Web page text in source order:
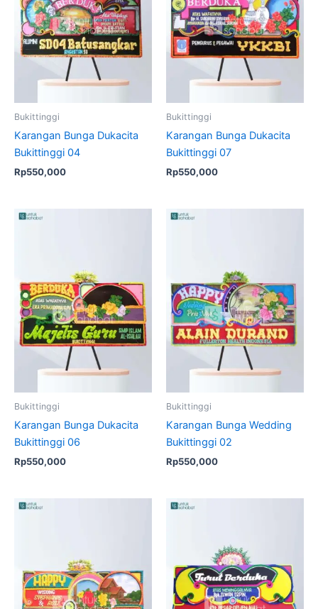
Bukittinggi
Karangan Bunga Dukacita
Bukittinggi 04
Rp550,000
Bukittinggi
Karangan Bunga Dukacita
Bukittinggi 07
Rp550,000
Bukittinggi
Karangan Bunga Dukacita
Bukittinggi 06
Rp550,000
Bukittinggi
Karangan Bunga Wedding
Bukittinggi 02
Rp550,000